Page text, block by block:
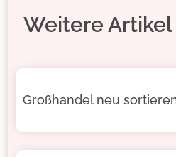
Weitere
Großhandel neu